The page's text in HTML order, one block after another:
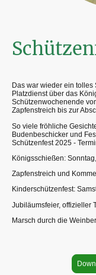
Das war wieder ein tolles
Platzdienst über das
Schützenwochenende
Zapfenstreich bis zur
So viele fröhliche
Budenbeschicker und
Schützenfest 2025 -
Königsschießen:
Zapfenstreich und
Kinderschützenfest:
Jubiläumsfeier, offizieller
Marsch durch die